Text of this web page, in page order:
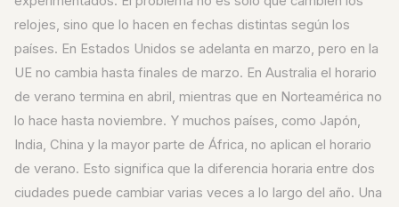
relojes, sino que lo hacen en fechas distintas según los
países. En Estados Unidos se adelanta en marzo, pero en la
UE no cambia hasta finales de marzo. En Australia el horario
de verano termina en abril, mientras que en Norteamérica no
lo hace hasta noviembre. Y muchos países, como Japón,
India, China y la mayor parte de África, no aplican el horario
de verano. Esto significa que la diferencia horaria entre dos
ciudades puede cambiar varias veces a lo largo del año. Una